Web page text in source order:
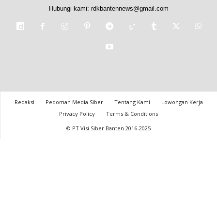
Hubungi kami: rdkbantennews@gmail.com
Redaksi Pedoman Media Siber Tentang Kami
Lowongan Kerja
Privacy Policy
Terms & Conditions
© PT Visi Siber Banten 2016-2025